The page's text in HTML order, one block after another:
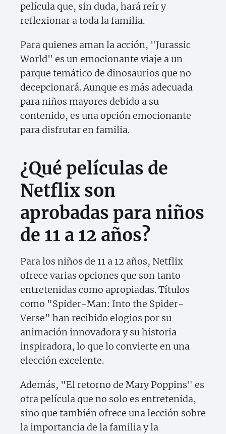
película que, sin duda, hará reír y
reflexionar a toda la familia.
Para quienes aman la acción, "Jurassic
World" es un emocionante viaje a un
parque temático de dinosaurios que no
decepcionará. Aunque es más adecuada
para niños mayores debido a su
contenido, es una opción emocionante
para disfrutar en familia.
¿Qué películas de
Netflix son
aprobadas para niños
de 11 a 12 años?
Para los niños de 11 a 12 años, Netflix
ofrece varias opciones que son tanto
entretenidas como apropiadas. Títulos
como "Spider-Man: Into the Spider-
Verse" han recibido elogios por su
animación innovadora y su historia
inspiradora, lo que lo convierte en una
elección excelente.
Además, "El retorno de Mary Poppins" es
otra película que no solo es entretenida,
sino que también ofrece una lección sobre
la importancia de la familia y la